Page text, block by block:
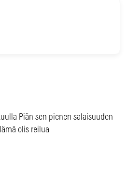
Piän sen pienen salaisuuden
olis reilua